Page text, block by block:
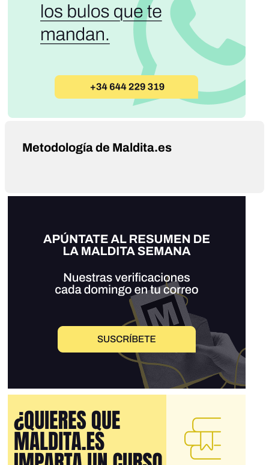
Metodología de Maldita.es